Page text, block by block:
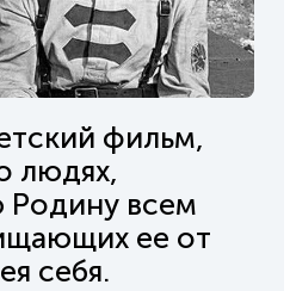
фильм,
людях,
всем
ее от
себя.